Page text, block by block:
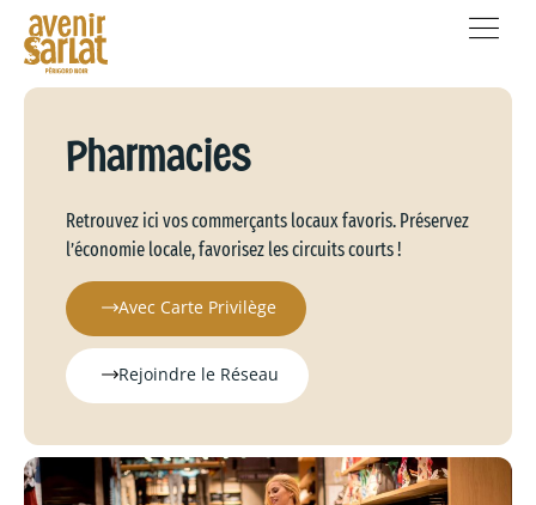
Pharmacies
Retrouvez ici vos commerçants locaux favoris. Préservez
l’économie locale, favorisez les circuits courts !
Avec Carte Privilège
Rejoindre le Réseau